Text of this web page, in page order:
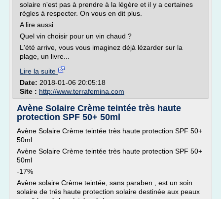
solaire n'est pas à prendre à la légère et il y a certaines
règles à respecter. On vous en dit plus.
A lire aussi
Quel vin choisir pour un vin chaud ?
L'été arrive, vous vous imaginez déjà lézarder sur la
plage, un livre...
Lire la suite
Date: 2018-01-06 20:05:18
Site : http://www.terrafemina.com
Avène Solaire Crème teintée très haute
protection SPF 50+ 50ml
Avène Solaire Crème teintée très haute protection SPF 50+
50ml
Avène Solaire Crème teintée très haute protection SPF 50+
50ml
-17%
Avène solaire Crème teintée, sans paraben , est un soin
solaire de trés haute protection solaire destinée aux peaux